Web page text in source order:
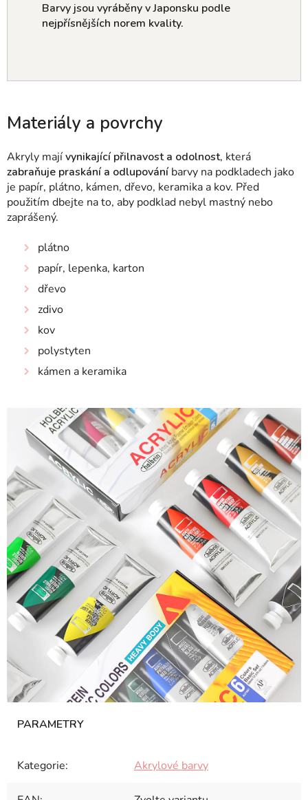
Barvy jsou vyráběny v Japonsku podle
nejpřísnějších norem kvality.
Materiály a povrchy
Akryly majívynikající přilnavost a odolnost, která
zabraňuje praskání a odlupováníbarvy na podkladech jako
je papír, plátno, kámen, dřevo, keramika a kov. Před
použitím dbejte na to, aby podklad nebyl mastný nebo
zaprášený.
plátno
papír, lepenka, karton
dřevo
zdivo
kov
polystyten
kámen a keramika
Kategorie: Akrylové barvy